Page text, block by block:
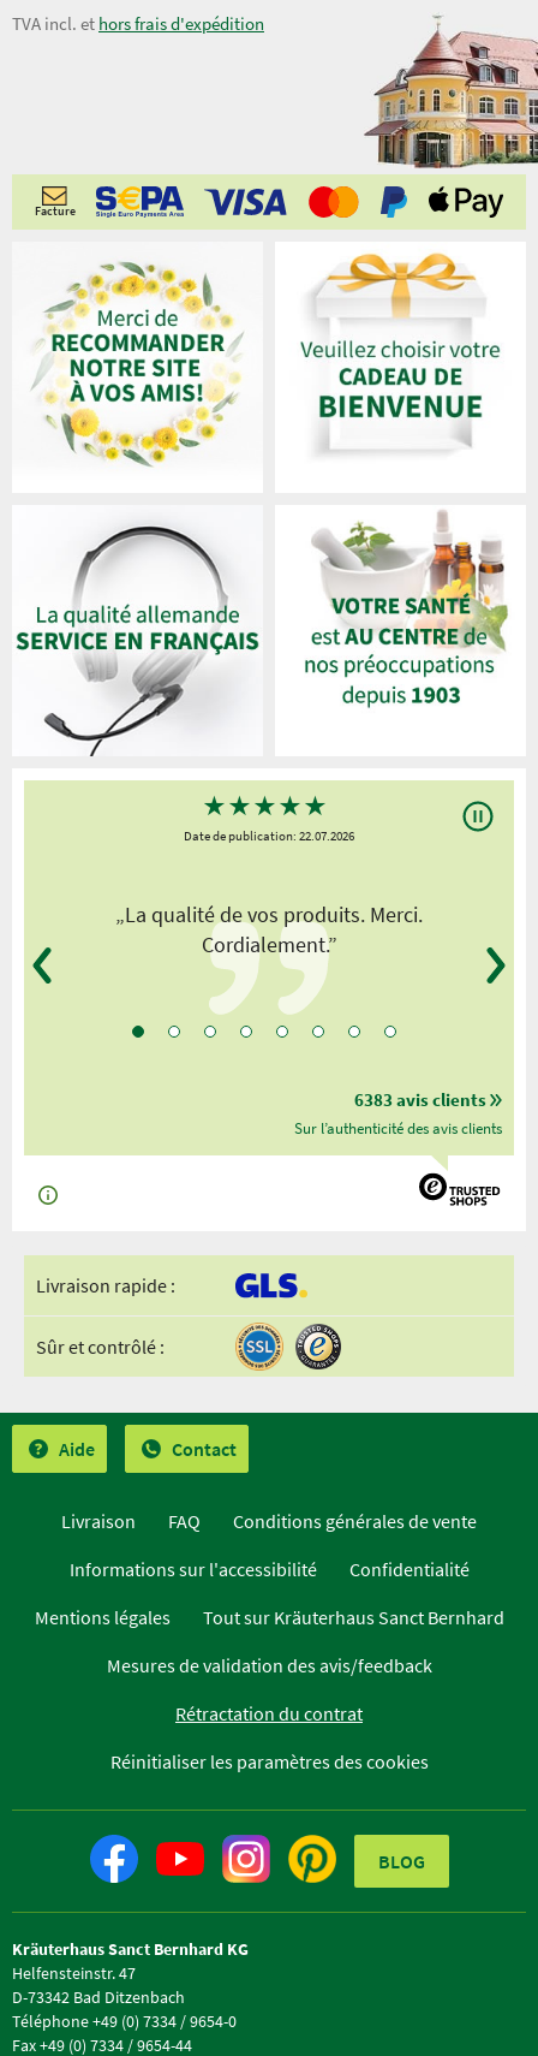
9,90 €
TVA incl. et hors frais d'expédition
Facture
★★★★★
Date de publication: 22.07.2026
„La qualité de vos produits. Merci.
Cordialement.”
6383 avis clients
Sur l’authenticité des avis clients
Livraison rapide :
Sûr et contrôlé :
Aide Contact
Livraison FAQ
Conditions générales de vente
Informations sur l'accessibilité
Confidentialité
Mentions légales
Tout sur Kräuterhaus Sanct Bernhard
Mesures de validation des avis/feedback
Rétractation du contrat
Réinitialiser les paramètres des cookies
BLOG
Kräuterhaus Sanct Bernhard KG
Helfensteinstr. 47
D-73342 Bad Ditzenbach
Téléphone +49 (0) 7334 / 9654-0
Fax +49 (0) 7334 / 9654-44